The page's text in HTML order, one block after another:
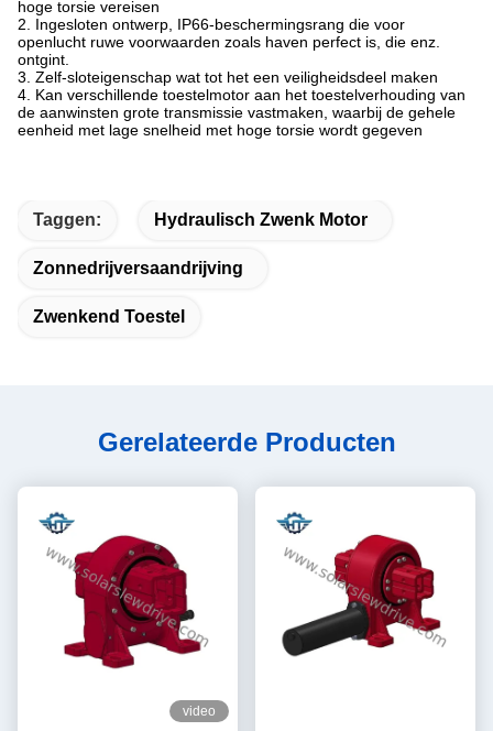
hoge torsie vereisen
2. Ingesloten ontwerp, IP66-beschermingsrang die voor
openlucht ruwe voorwaarden zoals haven perfect is, die enz.
ontgint.
3. Zelf-sloteigenschap wat tot het een veiligheidsdeel maken
4. Kan verschillende toestelmotor aan het toestelverhouding van
de aanwinsten grote transmissie vastmaken, waarbij de gehele
eenheid met lage snelheid met hoge torsie wordt gegeven
Taggen: Hydraulisch Zwenk Motor
Zonnedrijversaandrijving
Zwenkend Toestel
Gerelateerde Producten
video